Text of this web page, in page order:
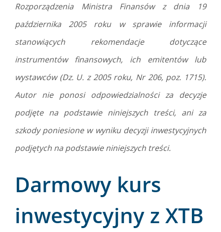
Rozporządzenia Ministra Finansów z dnia 19
października 2005 roku w sprawie informacji
stanowiących rekomendacje dotyczące
instrumentów finansowych, ich emitentów lub
wystawców (Dz. U. z 2005 roku, Nr 206, poz. 1715).
Autor nie ponosi odpowiedzialności za decyzje
podjęte na podstawie niniejszych treści, ani za
szkody poniesione w wyniku decyzji inwestycyjnych
podjętych na podstawie niniejszych treści.
Darmowy kurs
inwestycyjny z XTB